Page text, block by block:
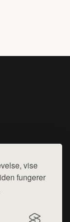
vise
fungerer
til de shops,